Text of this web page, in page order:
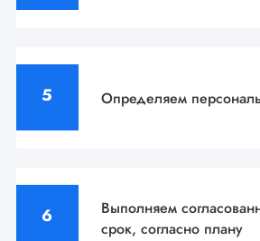
Определяем
Выполняем
срок, согласно плану